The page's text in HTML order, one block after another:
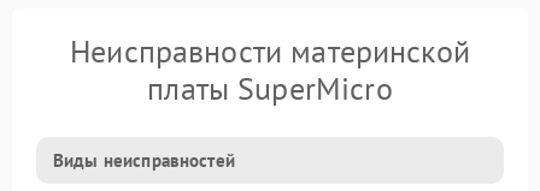
Неисправности материнской
платы SuperMicro
Виды неисправностей